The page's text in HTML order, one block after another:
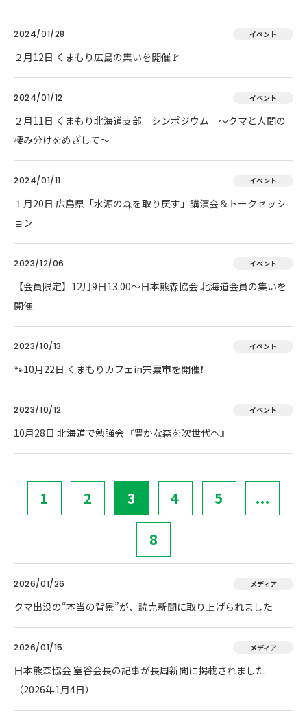
2024/01/28 イベント
２月12日 くまもり広島の集いを開催🚩
2024/01/12 イベント
２月11日 くまもり北海道支部 シンポジウム ～クマと人間の
棲み分けをめざして～
2024/01/11 イベント
１月20日 広島県「水源の森を取り戻す」講演会＆トークセッシ
ョン
2023/12/06 イベント
【会員限定】12月9日13:00～日本熊森協会 北海道会員の集いを
開催
2023/10/13 イベント
🐾10月22日 くまもりカフェin宍粟市を開催❗
2023/10/12 イベント
10月28日 北海道で勉強会『豊かな森を次世代へ』
1 2 3 4 5 ...
8
2026/01/26 メディア
クマ出没の“本当の背景”が、読売新聞に取り上げられました
2026/01/15 メディア
日本熊森協会 室谷会長の記事が長周新聞に掲載されました
（2026年1月4日）